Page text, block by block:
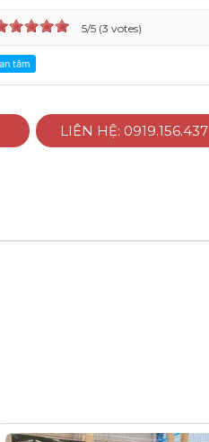
5/5 (3 votes)
LIÊN HỆ: 0919.156.437